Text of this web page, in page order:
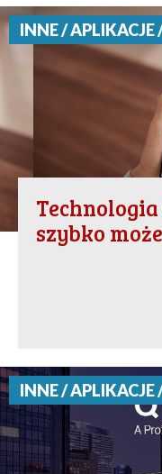
INNE /
szybko
INNE /